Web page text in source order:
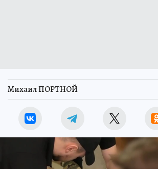
Михаил ПОРТНОЙ